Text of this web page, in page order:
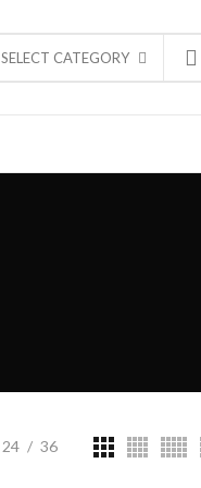
SELECT CATEGORY
24 36